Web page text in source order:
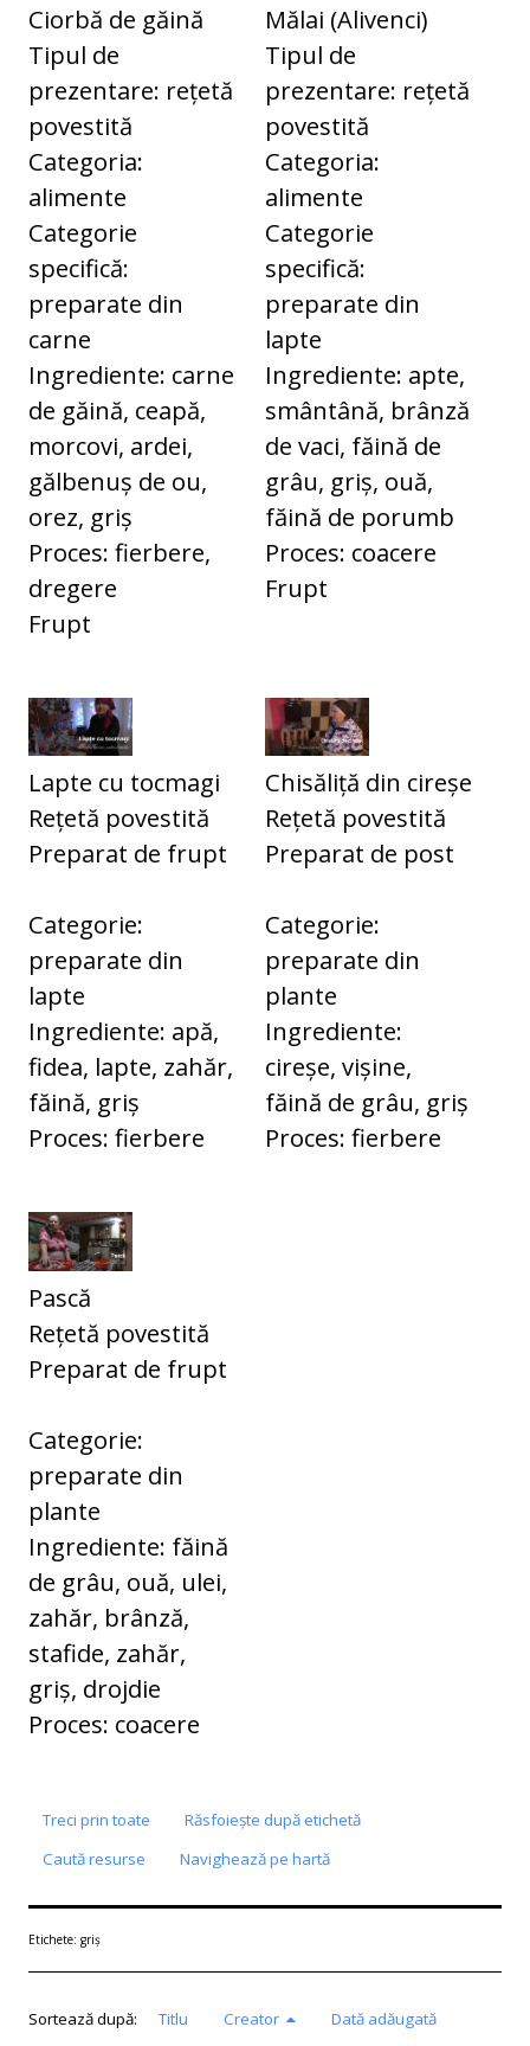
Ciorbă de găină
Tipul de
prezentare: rețetă
povestită
Categoria:
alimente
Categorie
specifică:
preparate din
carne
Ingrediente: carne
de găină, ceapă,
morcovi, ardei,
gălbenuș de ou,
orez, griș
Proces: fierbere,
dregere
Frupt
Mălai (Alivenci)
Tipul de
prezentare: rețetă
povestită
Categoria:
alimente
Categorie
specifică:
preparate din
lapte
Ingrediente: apte,
smântână, brânză
de vaci, făină de
grâu, griș, ouă,
făină de porumb
Proces: coacere
Frupt
Lapte cu tocmagi
Rețetă povestită
Preparat de frupt
Categorie:
preparate din
lapte
Ingrediente: apă,
fidea, lapte, zahăr,
făină, griș
Proces: fierbere
Chisăliță din cireșe
Rețetă povestită
Preparat de post
Categorie:
preparate din
plante
Ingrediente:
cireșe, vișine,
făină de grâu, griș
Proces: fierbere
Pască
Rețetă povestită
Preparat de frupt
Categorie:
preparate din
plante
Ingrediente: făină
de grâu, ouă, ulei,
zahăr, brânză,
stafide, zahăr,
griș, drojdie
Proces: coacere
Treci prin toate
Răsfoiește după etichetă
Caută resurse
Navighează pe hartă
Etichete: griș
Sortează după: Titlu Creator Dată adăugată